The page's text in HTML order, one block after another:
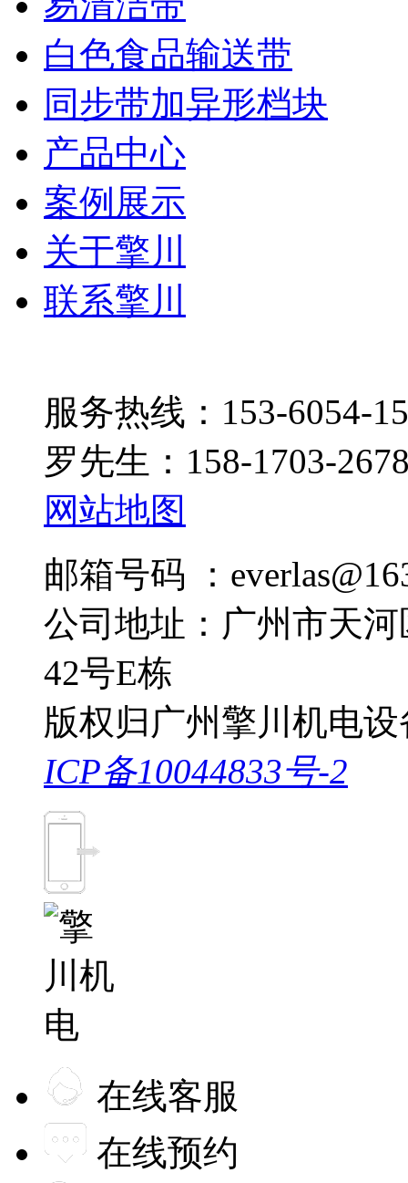
白色食品输送带
同步带加异形档块
产品中心
案例展示
关于擎川
联系擎川
服务热线：153-6054-
罗先生：158-1703-
网站地图
邮箱号码 ：
公司地址：广州市天
42号E栋
版权归广州擎川机电
ICP备10044833号-2
在线客服
在线预约